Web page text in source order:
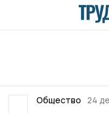
Общество 24